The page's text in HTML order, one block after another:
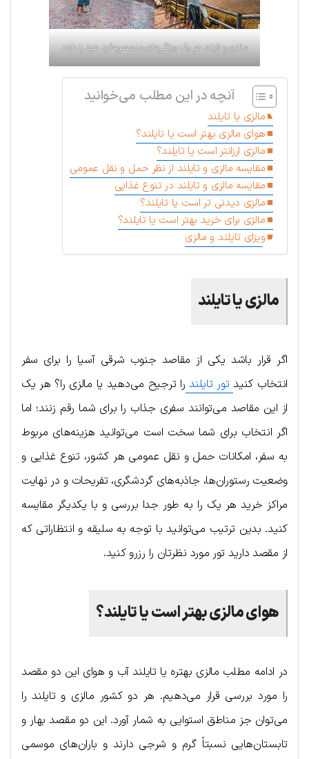
مالزی و تایلند هر یک ویژگی‌های منحصربه‌فرد خود را دارند
آنچه در این مطلب می‌خوانید
مالزی یا تایلند
هوای مالزی بهتر است یا تایلند؟
مالزی ارزانتر است یا تایلند؟
مقایسه مالزی و تایلند از نظر حمل و نقل عمومی
مقایسه مالزی و تایلند در تنوع غذایی
مالزی دیدنی تر است یا تایلند؟
مالزی برای خرید بهتر است یا تایلند؟
ویزای تایلند و مالزی
مالزی یا تایلند
اگر قرار باشد یکی از مقاصد جنوب شرقی آسیا را برای سفر
انتخاب کنیدتور تایلند را ترجیح می‌دهید یا مالزی‌ را؟ هر یک
از این مقاصد می‌توانند سفری جذاب را برای شما رقم زنند؛ اما
اگر انتخاب برای شما سخت است می‌توانید هزینه‌های مربوط
به سفر، امکانات حمل و نقل عمومی هر کشور، تنوع غذایی و
وضعیت رستوران‌ها، جاذبه‌های گردشگری، تفریحات و در نهایت
مراکز خرید هر یک را به طور جدا بررسی و با یکدیگر مقایسه
کنید. بدین ترتیب می‌توانید با توجه به سلیقه و انتظاراتی که
از مقصد دارید تور مورد نظرتان را رزرو کنید.
هوای مالزی بهتر است یا تایلند؟
در ادامه مطلب مالزی بهتره یا تایلند آب و هوای این دو مقصد
را مورد بررسی قرار می‌دهیم. هر دو کشور مالزی و تایلند را
می‌توان جز مناطق استوایی به شمار آورد. این دو مقصد بهار و
تابستان‌هایی نسبتاً گرم و شرجی دارند و باران‌های موسمی